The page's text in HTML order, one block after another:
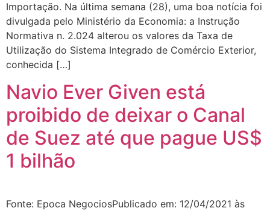
Importação. Na última semana (28), uma boa notícia foi
divulgada pelo Ministério da Economia: a Instrução
Normativa n. 2.024 alterou os valores da Taxa de
Utilização do Sistema Integrado de Comércio Exterior,
conhecida […]
Navio Ever Given está
proibido de deixar o Canal
de Suez até que pague US$
1 bilhão
Fonte: Epoca NegociosPublicado em: 12/04/2021 às